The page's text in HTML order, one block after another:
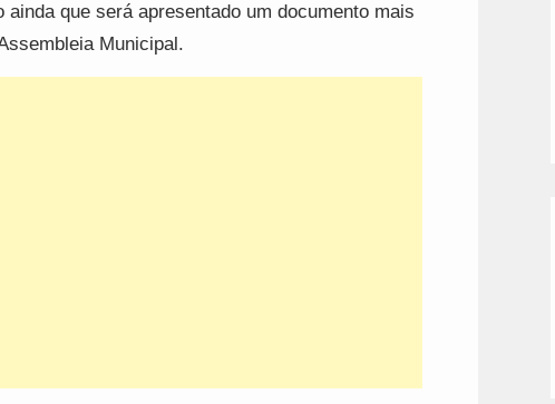
ainda que será apresentado um documento mais
Municipal.